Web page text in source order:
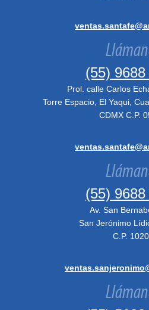
(55)
Prol. calle Carlos
Torre Espacio, El Yaqui,
CDMX C.P.
(55)
Av. San
San Jerónimo
C.P.